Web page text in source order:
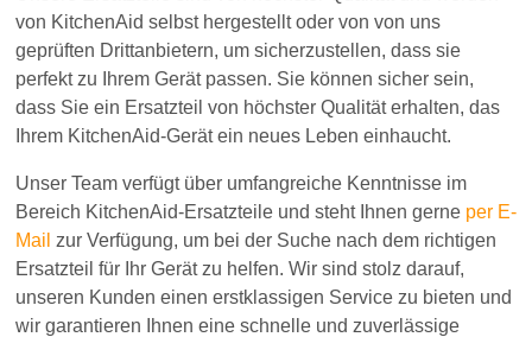
von KitchenAid selbst hergestellt oder von von uns
geprüften Drittanbietern, um sicherzustellen, dass sie
perfekt zu Ihrem Gerät passen. Sie können sicher sein,
dass Sie ein Ersatzteil von höchster Qualität erhalten, das
Ihrem KitchenAid-Gerät ein neues Leben einhaucht.
Unser Team verfügt über umfangreiche Kenntnisse im
Bereich KitchenAid-Ersatzteile und steht Ihnen gerne per E-
Mail zur Verfügung, um bei der Suche nach dem richtigen
Ersatzteil für Ihr Gerät zu helfen. Wir sind stolz darauf,
unseren Kunden einen erstklassigen Service zu bieten und
wir garantieren Ihnen eine schnelle und zuverlässige